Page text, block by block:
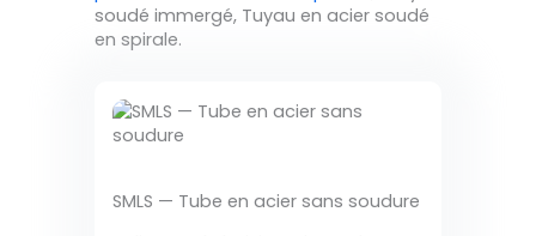
soudé immergé, Tuyau en acier soudé
en spirale.
SMLS — Tube en acier sans soudure